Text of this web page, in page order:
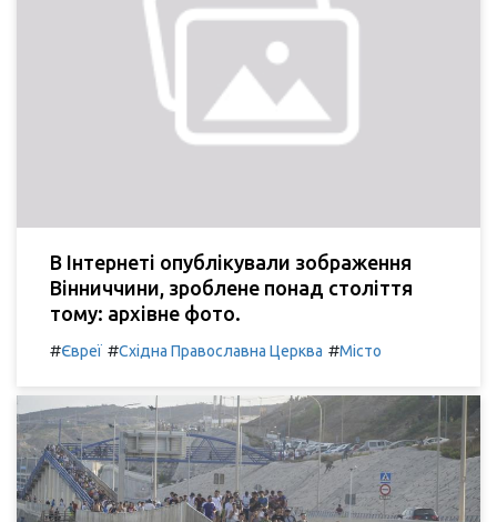
В Інтернеті опублікували зображення
Вінниччини, зроблене понад століття
тому: архівне фото.
#Євреї #Східна Православна Церква #Місто